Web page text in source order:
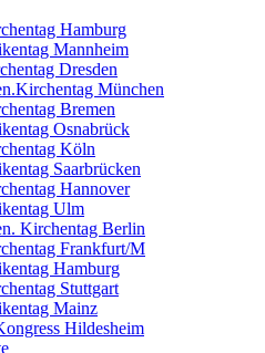
Hamburg
Mannheim
Dresden
München
Bremen
Osnabrück
Köln
Saarbrücken
Hannover
Ulm
Kirchentag Berlin
Frankfurt/M
Hamburg
Stuttgart
Mainz
Hildesheim